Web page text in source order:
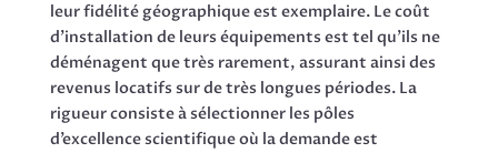
leur fidélité géographique est exemplaire. Le coût
d’installation de leurs équipements est tel qu’ils ne
déménagent que très rarement, assurant ainsi des
revenus locatifs sur de très longues périodes. La
rigueur consiste à sélectionner les pôles
d’excellence scientifique où la demande est